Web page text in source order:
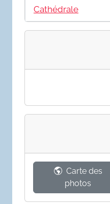
Cathédrale
Carte des
photos